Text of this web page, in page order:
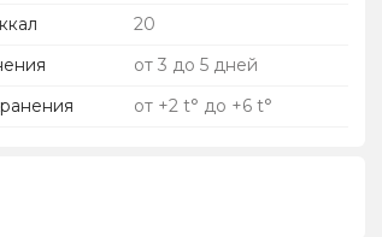
20
от 3 до 5 дней
от +2 t° до +6 t°